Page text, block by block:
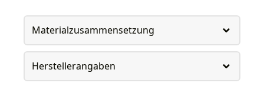
Materialzusammensetzung
Herstellerangaben